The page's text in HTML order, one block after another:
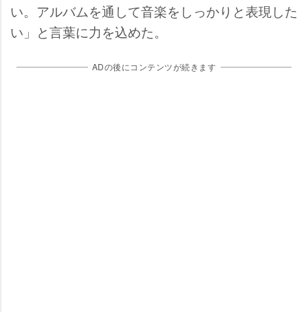
い。アルバムを通して音楽をしっかりと表現した
い」と言葉に力を込めた。
ADの後にコンテンツが続きます